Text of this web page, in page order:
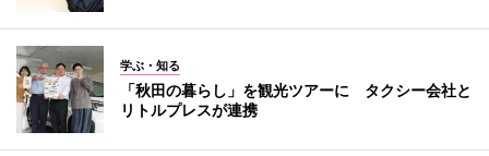
学ぶ・知る
「秋田の暮らし」を観光ツアーに タクシー会社と
リトルプレスが連携